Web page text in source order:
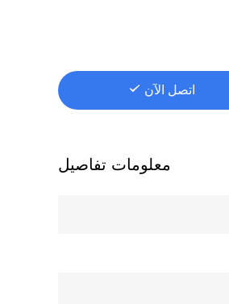
اتصل الآن
معلومات تفاصيل